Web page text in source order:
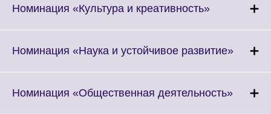
More
Номинация «Культура и креативность»Click
More
Номинация «Наука и устойчивое развитие»Click
More
Номинация «Общественная деятельность»Click